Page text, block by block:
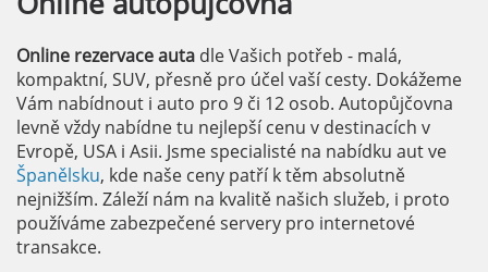
Online rezervace auta dle Vašich potřeb - malá,
kompaktní, SUV, přesně pro účel vaší cesty. Dokážeme
Vám nabídnout i auto pro 9 či 12 osob. Autopůjčovna
levně vždy nabídne tu nejlepší cenu v destinacích v
Evropě, USA i Asii. Jsme specialisté na nabídku aut ve
Španělsku, kde naše ceny patří k těm absolutně
nejnižším. Záleží nám na kvalitě našich služeb, i proto
používáme zabezpečené servery pro internetové
transakce.